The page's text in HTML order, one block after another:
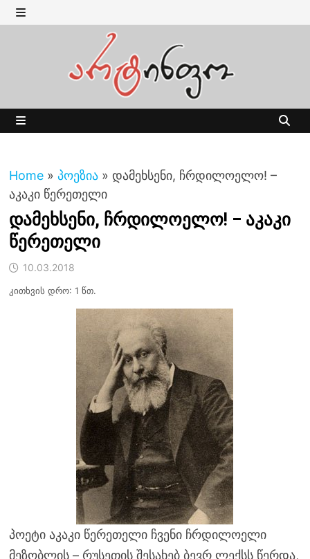
Skip
to MENU
Home » პოეზია » დამეხსენი, ჩრდილოელო! –
აკაკი წერეთელი
დამეხსენი, ჩრდილოელო! – აკაკი
წერეთელი
10.03.2018
კითხვის დრო: 1 წთ.
პოეტი აკაკი წერეთელი ჩვენი ჩრდილოელი
მეზობლის – რუსეთის შესახებ ბევრ ლექსს წერდა,